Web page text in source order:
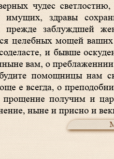
чудес
имущих, здравы
прежде заблуждшей
целебных мощей
и бывше
вам, о
помощницы нам
е всегда, о
получим и
ныне и присно и